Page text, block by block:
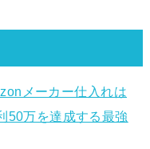
メーカー仕入れは
50万を達成する最強